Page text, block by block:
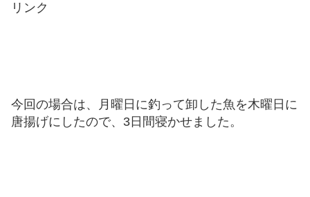
リンク
今回の場合は、月曜日に釣って卸した魚を木曜日に
唐揚げにしたので、3日間寝かせました。